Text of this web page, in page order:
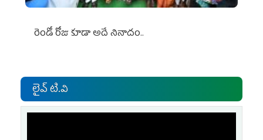
రెండో రోజు కూడా అదే నినాదం..
లైవ్ టి.వి